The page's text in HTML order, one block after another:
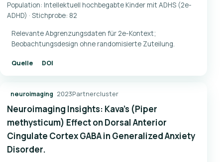
Population: Intellektuell hochbegabte Kinder mit ADHS (2e-
ADHD) · Stichprobe: 82
Relevante Abgrenzungsdaten für 2e-Kontext;
Beobachtungsdesign ohne randomisierte Zuteilung.
Quelle DOI
neuroimaging 2023Partnercluster
Neuroimaging Insights: Kava's (Piper
methysticum) Effect on Dorsal Anterior
Cingulate Cortex GABA in Generalized Anxiety
Disorder.